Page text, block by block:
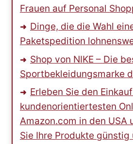
Frauen auf Personal
Dinge, die die Wahl
Paketspedition
Shop von NIKE – Die
Sportbekleidungsmarke
Erleben Sie den
kundenorientiertesten
Amazon.com in den USA
Sie Ihre Produkte günstig